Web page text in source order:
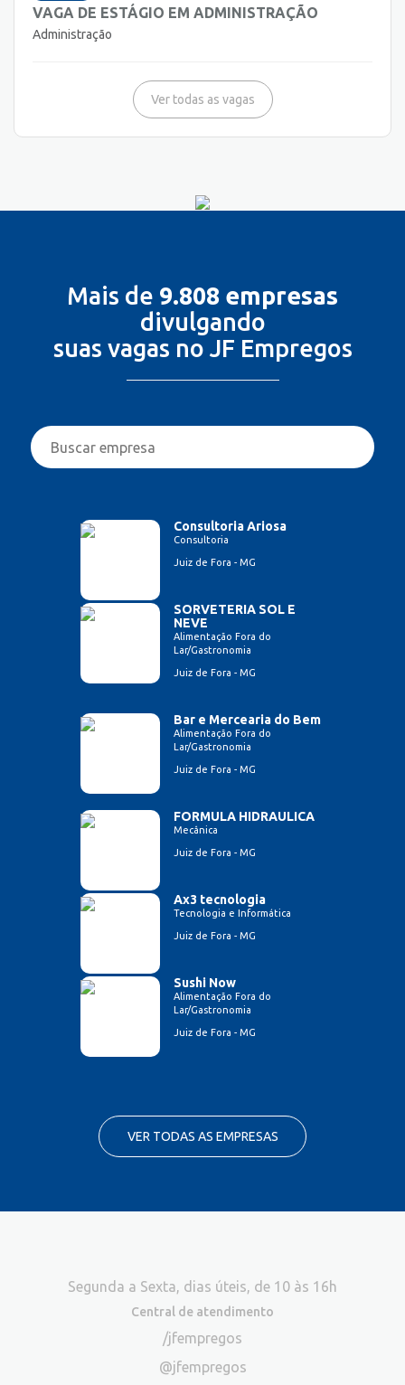
VAGA DE ESTÁGIO EM ADMINISTRAÇÃO
Administração
Ver todas as vagas
Mais de 9.808 empresas
divulgando
suas vagas no JF Empregos
Consultoria Ariosa
Consultoria
Juiz de Fora - MG
SORVETERIA SOL E
NEVE
Alimentação Fora do
Lar/Gastronomia
Juiz de Fora - MG
Bar e Mercearia do Bem
Alimentação Fora do
Lar/Gastronomia
Juiz de Fora - MG
FORMULA HIDRAULICA
Mecânica
Juiz de Fora - MG
Ax3 tecnologia
Tecnologia e Informática
Juiz de Fora - MG
Sushi Now
Alimentação Fora do
Lar/Gastronomia
Juiz de Fora - MG
VER TODAS AS EMPRESAS
Segunda a Sexta, dias úteis, de 10 às 16h
Central de atendimento
/jfempregos
@jfempregos